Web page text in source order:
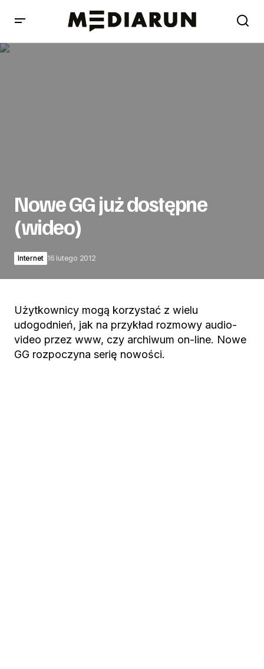
Nowe GG już dostępne
(wideo)
Internet 16 lutego 2012
Użytkownicy mogą korzystać z wielu
udogodnień, jak na przykład rozmowy audio-
video przez www, czy archiwum on-line. Nowe
GG rozpoczyna serię nowości.